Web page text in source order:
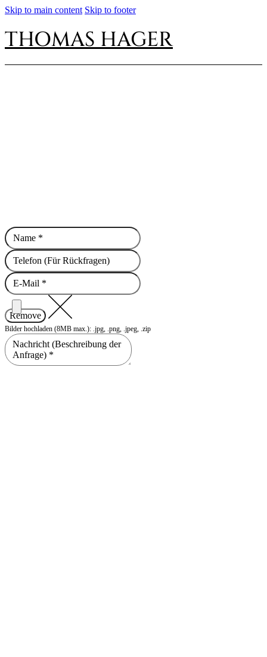
Skip to main content Skip to footer
THOMAS HAGER
Remove
Bilder hochladen (8MB max.): .jpg, .png, .jpeg, .zip